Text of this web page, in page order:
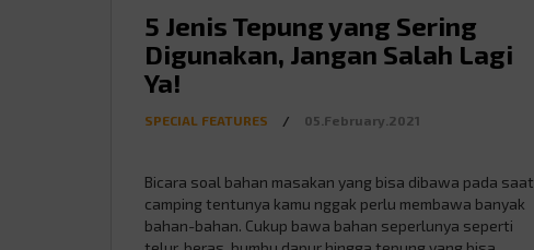
5 Jenis Tepung yang Sering
Digunakan, Jangan Salah Lagi
Ya!
SPECIAL FEATURES / 05.February.2021
Bicara soal bahan masakan yang bisa dibawa pada saat
camping tentunya kamu nggak perlu membawa banyak
bahan-bahan. Cukup bawa bahan seperlunya seperti